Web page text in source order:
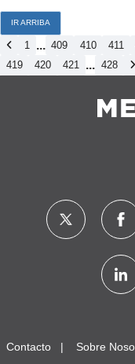
IR ARRIBA
1 ... 409 410 411
419
420 421 ... 428
Contacto Sobre